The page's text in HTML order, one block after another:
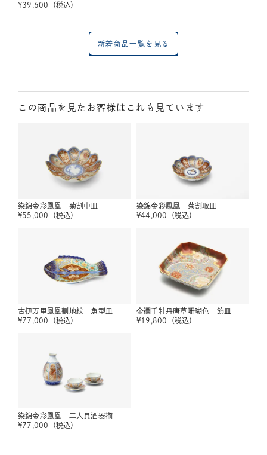
¥39,600 （税込）
新着商品一覧を見る
この商品を見たお客様はこれも見ています
染錦金彩鳳凰 菊割中皿
¥55,000 （税込）
染錦金彩鳳凰 菊割取皿
¥44,000 （税込）
古伊万里鳳凰割地紋 魚型皿
¥77,000 （税込）
金襴手牡丹唐草珊瑚色 飾皿
¥19,800 （税込）
染錦金彩鳳凰 二人具酒器揃
¥77,000 （税込）